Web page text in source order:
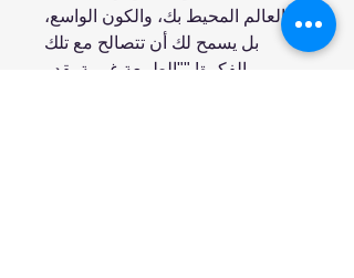
والعالم المحيط بك، والكون الواسع،
بل يسمح لك أن تتصالح مع تلك
الفكرة! ""الطبيعة غريبة بقدر